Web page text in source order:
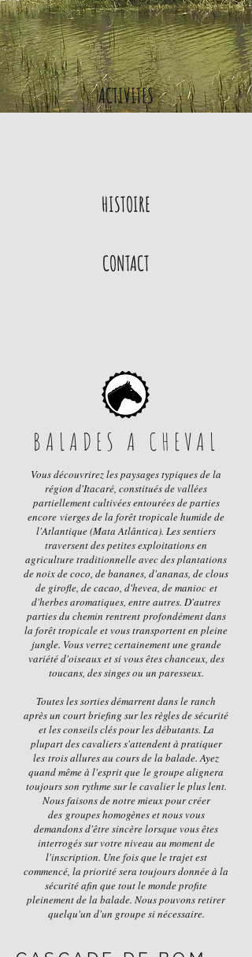
ACTIVITES
HISTOIRE
CONTACT
BALADES A CHEVAL
Vous découvrirez les paysages typiques de la
région d'Itacaré, constitués de vallées
partiellement cultivées entourées de parties
encore vierges de la forêt tropicale humide de
l'Atlantique (Mata Atlântica). Les sentiers
traversent des petites exploitations en
agriculture traditionnelle avec des plantations
de noix de coco, de bananes, d'ananas, de clous
de girofle, de cacao, d'hevea, de manioc et
d'herbes aromatiques, entre autres. D'autres
parties du chemin rentrent profondément dans
la forêt tropicale et vous transportent en pleine
jungle. Vous verrez certainement une grande
variété d'oiseaux et si vous êtes chanceux, des
toucans, des singes ou un paresseux.
Toutes les sorties démarrent dans le ranch
après un court briefing sur les règles de sécurité
et les conseils clés pour les débutants. La
plupart des cavaliers s'attendent à pratiquer
les trois allures au cours de la balade. Ayez
quand même à l'esprit que le groupe alignera
toujours son rythme sur le cavalier le plus lent.
Nous faisons de notre mieux pour créer
des groupes homogènes et nous vous
demandons d'être sincère lorsque vous êtes
interrogés sur votre niveau au moment de
l'inscription. Une fois que le trajet est
commencé, la priorité sera toujours donnée à la
sécurité afin que tout le monde profite
pleinement de la balade. Nous pouvons retirer
quelqu'un d'un groupe si nécessaire.